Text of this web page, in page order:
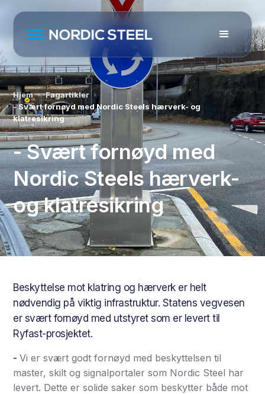
Hjem
Fagartikler
- Svært fornøyd med Nordic Steels hærverk- og
klatresikring
- Svært fornøyd med
Nordic Steels hærverk-
og klatresikring
Beskyttelse mot klatring og hærverk er helt
nødvendig på viktig infrastruktur. Statens vegvesen
er svært fornøyd med utstyret som er levert til
Ryfast-prosjektet.
-Vi er svært godt fornøyd med beskyttelsen til
master, skilt og signalportaler som Nordic Steel har
levert. Dette er solide saker som beskytter både mot